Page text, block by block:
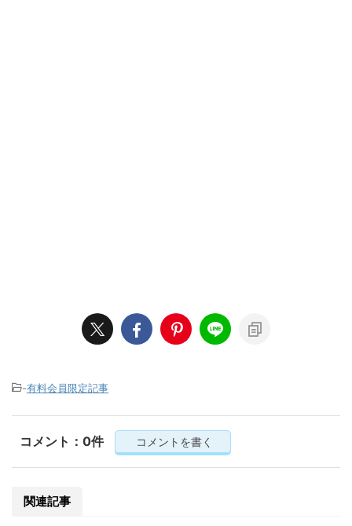
-有料会員限定記事
コメント：0件 コメントを書く
関連記事